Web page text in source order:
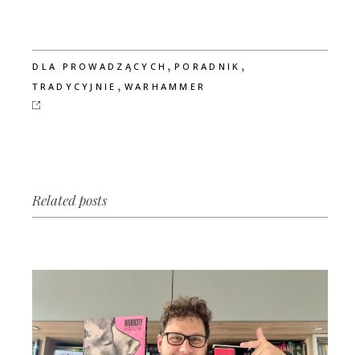
DLA PROWADZĄCYCH ,PORADNIK ,
TRADYCYJNIE , WARHAMMER
Related posts